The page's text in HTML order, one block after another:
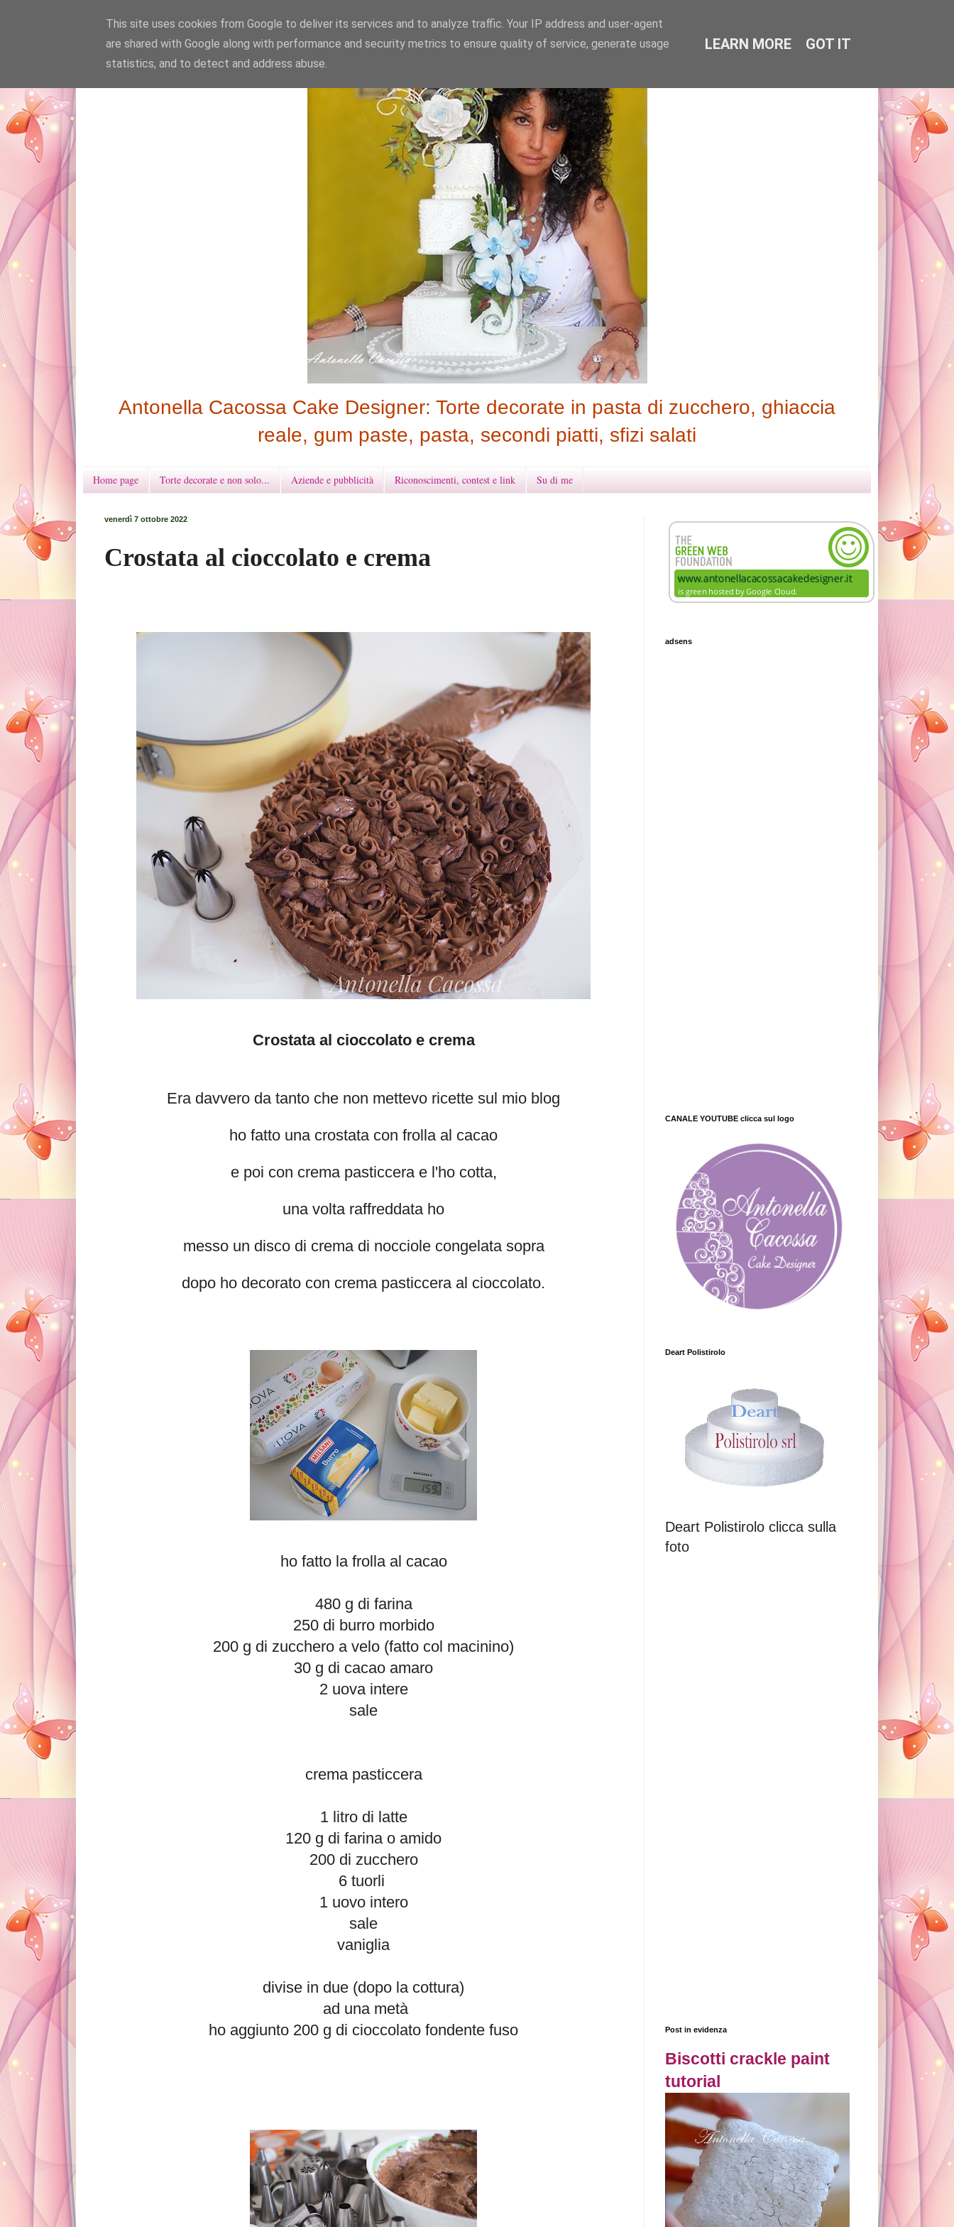
Antonella Cacossa Cake Designer: Torte decorate in pasta di zucchero, ghiaccia
reale, gum paste, pasta, secondi piatti, sfizi salati
Home page Torte decorate e non solo... Aziende e pubblicità Riconoscimenti, contest e link Su di me
venerdì 7 ottobre 2022
Crostata al cioccolato e crema
Crostata al cioccolato e crema
Era davvero da tanto che non mettevo ricette sul mio blog
ho fatto una crostata con frolla al cacao
e poi con crema pasticcera e l'ho cotta,
una volta raffreddata ho
messo un disco di crema di nocciole congelata sopra
dopo ho decorato con crema pasticcera al cioccolato.
ho fatto la frolla al cacao
480 g di farina
250 di burro morbido
200 g di zucchero a velo (fatto col macinino)
30 g di cacao amaro
2 uova intere
sale
crema pasticcera
1 litro di latte
120 g di farina o amido
200 di zucchero
6 tuorli
1 uovo intero
sale
vaniglia
divise in due (dopo la cottura)
ad una metà
ho aggiunto 200 g di cioccolato fondente fuso
adsens
CANALE YOUTUBE clicca sul logo
Deart Polistirolo
Deart Polistirolo clicca sulla
foto
Post in evidenza
Biscotti crackle paint
tutorial
This site uses cookies from Google to deliver its services and to analyze traffic. Your IP address and user-agent
are shared with Google along with performance and security metrics to ensure quality of service, generate usage
statistics, and to detect and address abuse.
LEARN MORE GOT IT